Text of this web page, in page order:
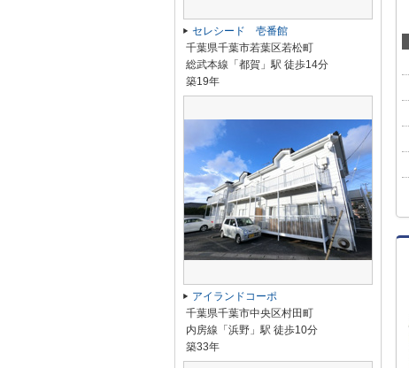
セレシード 壱番館
千葉県千葉市若葉区若松町
総武本線「都賀」駅 徒歩14分
築19年
アイランドコーポ
千葉県千葉市中央区村田町
内房線「浜野」駅 徒歩10分
築33年